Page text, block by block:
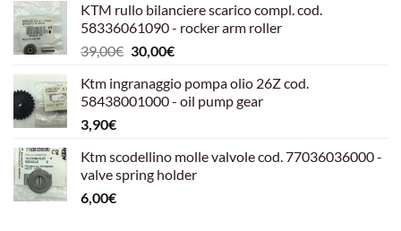
originale
era:
39,00€.
attuale
è:
30,00€.
KTM rullo bilanciere scarico compl. cod.
58336061090 - rocker arm roller
39,00€ Il
originale
era:
30,00€Il
attuale
è:
Ktm ingranaggio pompa olio 26Z cod.
58438001000 - oil pump gear
3,90€
Ktm scodellino molle valvole cod. 77036036000 -
valve spring holder
6,00€